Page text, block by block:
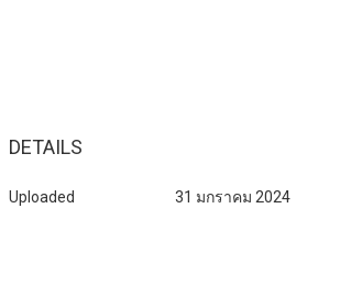
DETAILS
Uploaded 31 มกราคม 2024